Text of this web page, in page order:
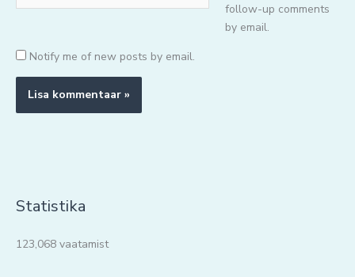
follow-up comments
by email.
Notify me of new posts by email.
Statistika
123,068 vaatamist